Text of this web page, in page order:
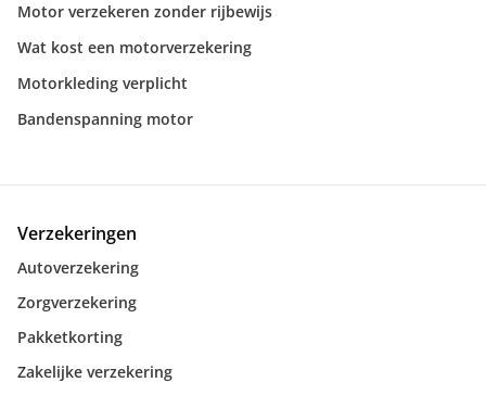
Motor verzekeren zonder rijbewijs
Wat kost een motorverzekering
Motorkleding verplicht
Bandenspanning motor
Verzekeringen
Autoverzekering
Zorgverzekering
Pakketkorting
Zakelijke verzekering